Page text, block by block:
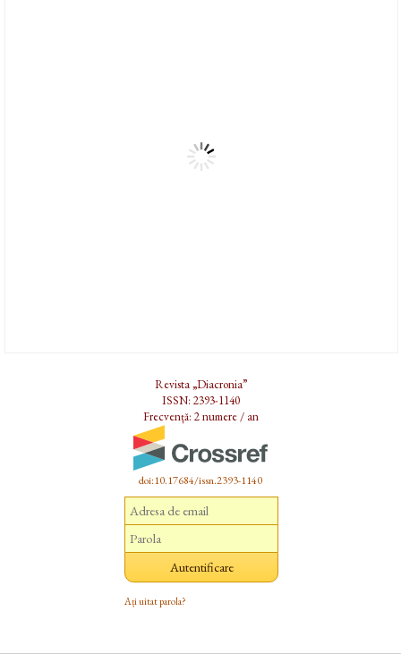
Revista „Diacronia”
ISSN: 2393-1140
Frecvență: 2 numere / an
doi:10.17684/issn.2393-1140
Ați uitat parola?